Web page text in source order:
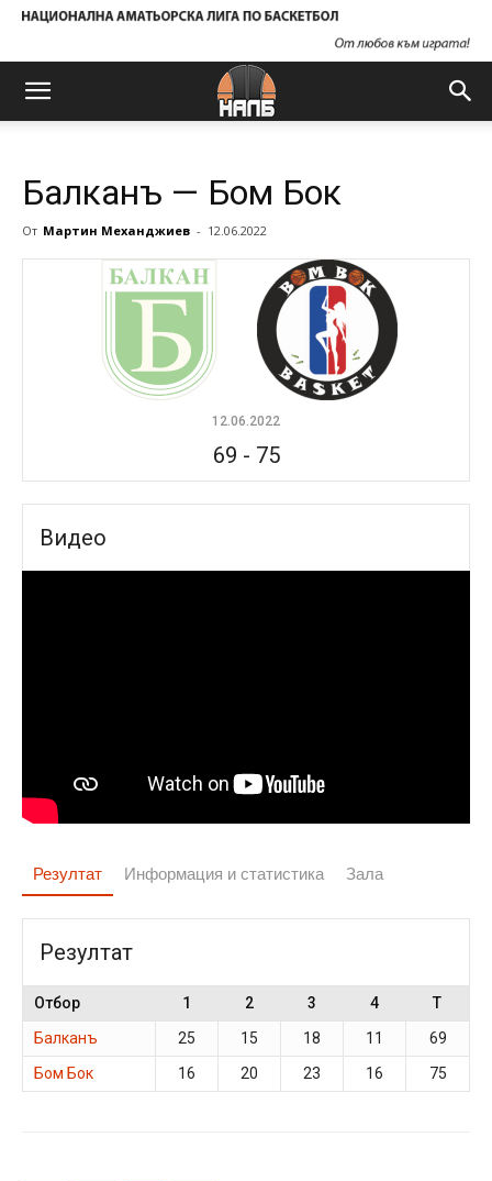
Балканъ — Бом Бок
От Мартин Механджиев - 12.06.2022
12.06.2022
69 - 75
Видео
Резултат Информация и статистика Зала
Резултат
Отбор 1 2 3 4
T
Балканъ
25 15 18 11
69
Бом Бок
16 20 23 16 75